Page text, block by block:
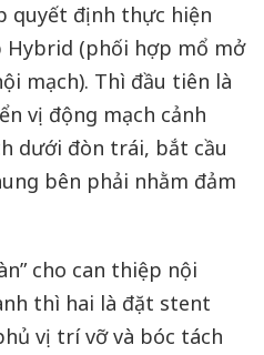
quyết định thực hiện
(phối hợp mổ mở
mạch). Thì đầu tiên là
vị động mạch cảnh
dưới đòn trái, bắt cầu
bên phải nhằm đảm
cho can thiệp nội
thì hai là đặt stent
vị trí vỡ và bóc tách